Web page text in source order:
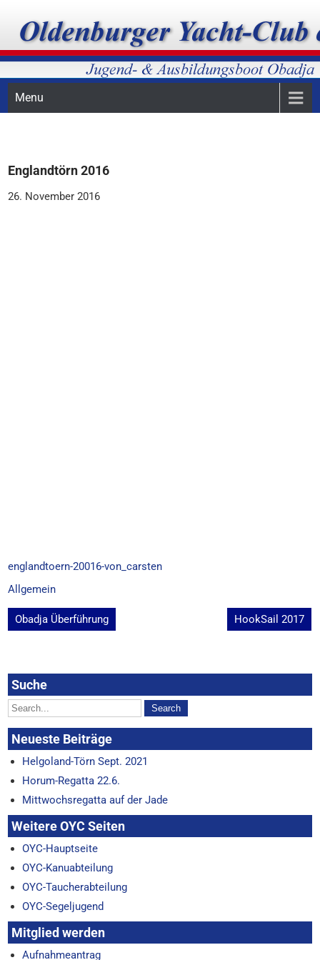
content
Obadja-Ausbildungsboot
Menu
Englandtörn 2016
26. November 2016
englandtoern-20016-von_carsten
Allgemein
Beitragsnavigation
Obadja Überführung HookSail 2017
Suche
Neueste Beiträge
Helgoland-Törn Sept. 2021
Horum-Regatta 22.6.
Mittwochsregatta auf der Jade
Weitere OYC Seiten
OYC-Hauptseite
OYC-Kanuabteilung
OYC-Taucherabteilung
OYC-Segeljugend
Mitglied werden
Aufnahmeantrag